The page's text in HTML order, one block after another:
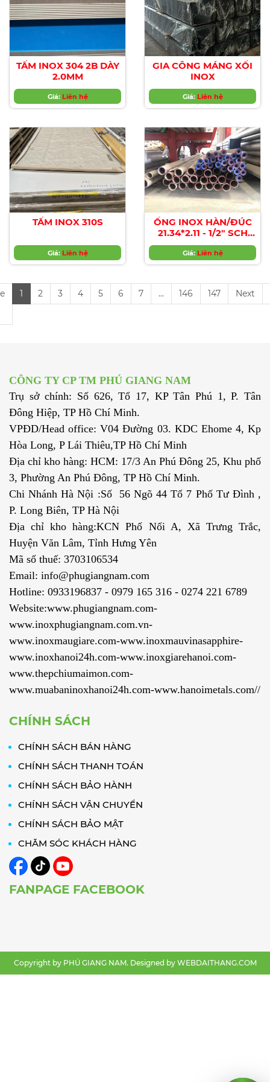
TẤM INOX 304 2B DÀY
2.0MM
Giá: Liên hệ
GIA CÔNG MÁNG XỐI
INOX
Giá: Liên hệ
TẤM INOX 310S
Giá: Liên hệ
ỐNG INOX HÀN/ĐÚC
21.34*2.11 - 1/2" SCH
10s/SCH 40s/SCH 80s...
Giá: Liên hệ
1 2 3 4 5 6 7 ... 146 147 Next
CÔNG TY CP TM PHÚ GIANG NAM
Trụ sở chính: Số 626, Tổ 17, KP Tân Phú 1, P. Tân
Đông Hiệp, TP Hồ Chí Minh.
VPĐD/Head office: V04 Đường 03. KDC Ehome 4, Kp
Hòa Long, P Lái Thiêu,TP Hồ Chí Minh
Địa chỉ kho hàng: HCM: 17/3 An Phú Đông 25, Khu phố
3, Phường An Phú Đông, TP Hồ Chí Minh.
Chi Nhánh Hà Nội :Số 56 Ngõ 44 Tổ 7 Phố Tư Đình ,
P. Long Biên, TP Hà Nội
Địa chỉ kho hàng:KCN Phố Nối A, Xã Trưng Trắc,
Huyện Văn Lâm, Tỉnh Hưng Yên
Mã số thuế: 3703106534
Email: info@phugiangnam.com
Hotline: 0933196837 - 0979 165 316 - 0274 221 6789
Website:www.phugiangnam.com-
www.inoxphugiangnam.com.vn-
www.inoxmaugiare.com-www.inoxmauvinasapphire-
www.inoxhanoi24h.com-www.inoxgiarehanoi.com-
www.thepchiumaimon.com-
www.muabaninoxhanoi24h.com-www.hanoimetals.com//
CHÍNH SÁCH
CHÍNH SÁCH BÁN HÀNG
CHÍNH SÁCH THANH TOÁN
CHÍNH SÁCH BẢO HÀNH
CHÍNH SÁCH VẬN CHUYỂN
CHÍNH SÁCH BẢO MẬT
CHĂM SÓC KHÁCH HÀNG
FANPAGE FACEBOOK
Copyright by PHÚ GIANG NAM. Designed by WEBDAITHANG.COM